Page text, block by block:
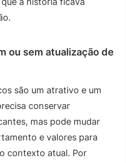
ou sem atualização de
são um atrativo e um
conservar
mas pode mudar
e valores para
contexto atual. Por